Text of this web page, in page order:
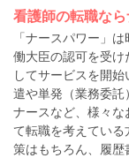
看護師の転職な
「ナースパワー」
働大臣の認可を受け
してサービスを開
遣や単発（業務委
ナースなど、様々な
て転職を考えてい
策はもちろん、履